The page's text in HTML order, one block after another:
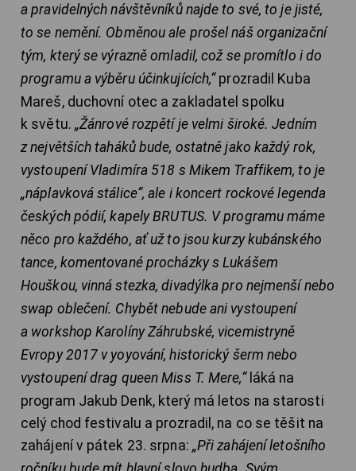
a pravidelných návštěvníků najde to své, to je jisté,
to se nemění. Obměnou ale prošel náš organizační
tým, který se výrazně omladil, což se promítlo i do
programu a výběru účinkujících,“prozradil Kuba
Mareš, duchovní otec a zakladatel spolku
k světu. „Žánrové rozpětí je velmi široké. Jedním
z největších taháků bude, ostatně jako každý rok,
vystoupení Vladimíra 518 s Mikem Traffikem, to je
„náplavková stálice“, ale i koncert rockové legenda
českých pódií, kapely BRUTUS. V programu máme
něco pro každého, ať už to jsou kurzy kubánského
tance, komentované procházky s Lukášem
Houškou, vinná stezka, divadýlka pro nejmenší nebo
swap oblečení. Chybět nebude ani vystoupení
a workshop Karolíny Záhrubské, vicemistryně
Evropy 2017 v yoyování, historický šerm nebo
vystoupení drag queen Miss T. Mere,“ láká na
program Jakub Denk, který má letos na starosti
celý chod festivalu a prozradil, na co se těšit na
zahájení v pátek 23. srpna: „Při zahájení letošního